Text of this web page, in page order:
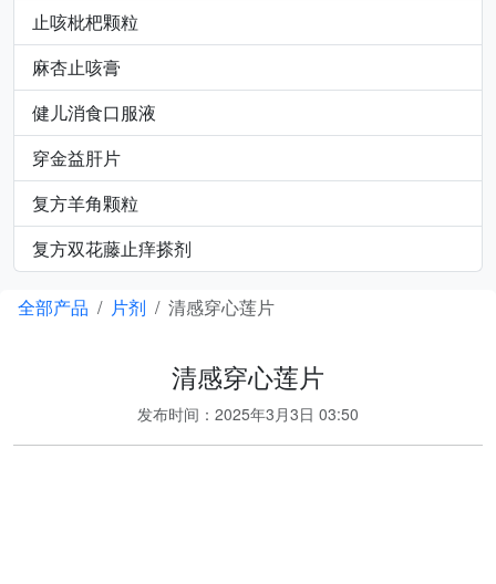
止咳枇杷颗粒
麻杏止咳膏
健儿消食口服液
穿金益肝片
复方羊角颗粒
复方双花藤止痒搽剂
全部产品 片剂 清感穿心莲片
清感穿心莲片
发布时间： 2025年3月3日 03:50